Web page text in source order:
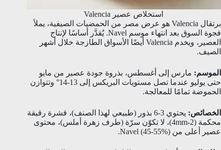
استخلاص عصير Valencia
برتقال Valencia هو عرض مصر من الحمضيات الصيفية، يملأ
فجوة السوق بعد انتهاء موسم Navel. يُقدَّر أساسًا لإنتاج
العصير، ويخدم Valencia أيضًا الأسواق الطازجة خلال أشهر
الصيف.
الموسم: مارس إلى أغسطس، بذروة جودة عصير من مايو
حتى يوليو عندما تصل مستويات البريكس إلى 13-14° وتتوازن
الحموضة تمامًا للمعالجة.
الخصائص:
يحتوي 3-6 بذور (طبيعي لهذا الصنف)، قشرة رقيقة
محكمة (2-4mm)، لا تكوّن سرّة (طرف زهرة أملس)، محتوى
عصير أعلى من Navel (45-55%).